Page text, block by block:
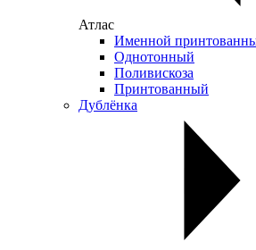
Атлас
Именной
Однотонный
Поливискоза
Принтованный
Дублёнка